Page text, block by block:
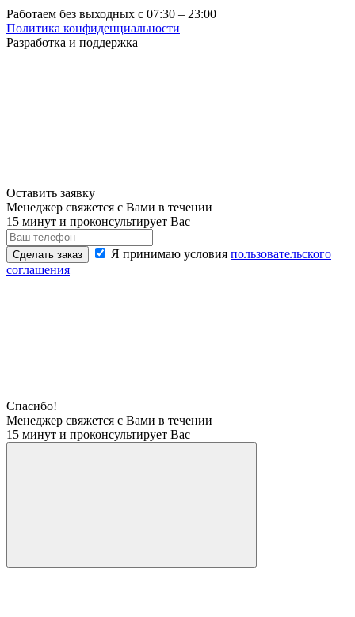
Работаем без выходных с 07:30 – 23:00
Политика конфиденциальности
Разработка и поддержка
Оставить заявку
Менеджер свяжется с Вами в течении
15 минут и проконсультирует Вас
Сделать заказ Я принимаю условия пользовательского
соглашения
Спасибо!
Менеджер свяжется с Вами в течении
15 минут и проконсультирует Вас